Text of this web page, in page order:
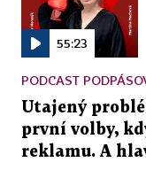
55:23
PODCAST
Utajený
první volby,
reklamu. A